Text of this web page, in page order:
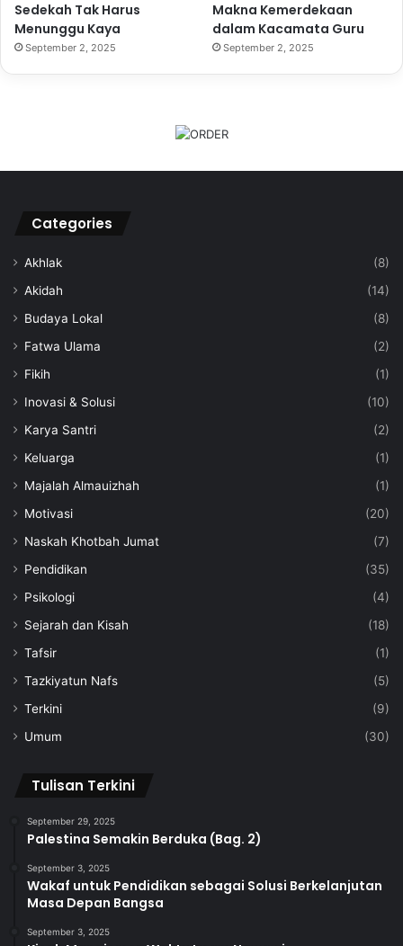
Sedekah Tak Harus
Menunggu Kaya
September 2, 2025
Makna Kemerdekaan
dalam Kacamata Guru
September 2, 2025
Categories
Akhlak
(8)
Akidah
(14)
Budaya Lokal
(8)
Fatwa Ulama
(2)
Fikih
(1)
Inovasi & Solusi
(10)
Karya Santri
(2)
Keluarga
(1)
Majalah Almauizhah
(1)
Motivasi
(20)
Naskah Khotbah Jumat
(7)
Pendidikan
(35)
Psikologi
(4)
Sejarah dan Kisah
(18)
Tafsir
(1)
Tazkiyatun Nafs
(5)
Terkini
(9)
Umum
(30)
Tulisan Terkini
September 29, 2025
Palestina Semakin Berduka (Bag. 2)
September 3, 2025
Wakaf untuk Pendidikan sebagai Solusi Berkelanjutan
Masa Depan Bangsa
September 3, 2025